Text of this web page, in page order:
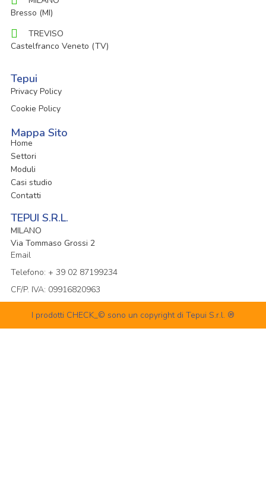
Bresso (MI)
TREVISO
Castelfranco Veneto (TV)
Tepui
Privacy Policy
Cookie Policy
Mappa Sito
Home
Settori
Moduli
Casi studio
Contatti
TEPUI S.r.l.
MILANO
Via Tommaso Grossi 2
Email
Telefono: + 39 02 87199234
CF/P. IVA: 09916820963
I prodotti CHECK_© sono un copyright di Tepui S.r.l. ®